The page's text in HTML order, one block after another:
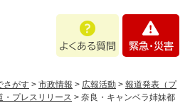
あ
問
・
さがす > 市政情報 > 広報活動 > 報道発表（プ
・プレスリリース > 奈良・キャンベラ姉妹都